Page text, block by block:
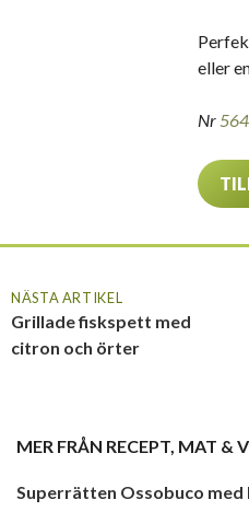
eller
Nr
NÄSTA ARTIKEL
Grillade fiskspett med
citron och örter
MER FRÅN RECEPT, MAT &
Superrätten Ossobuco